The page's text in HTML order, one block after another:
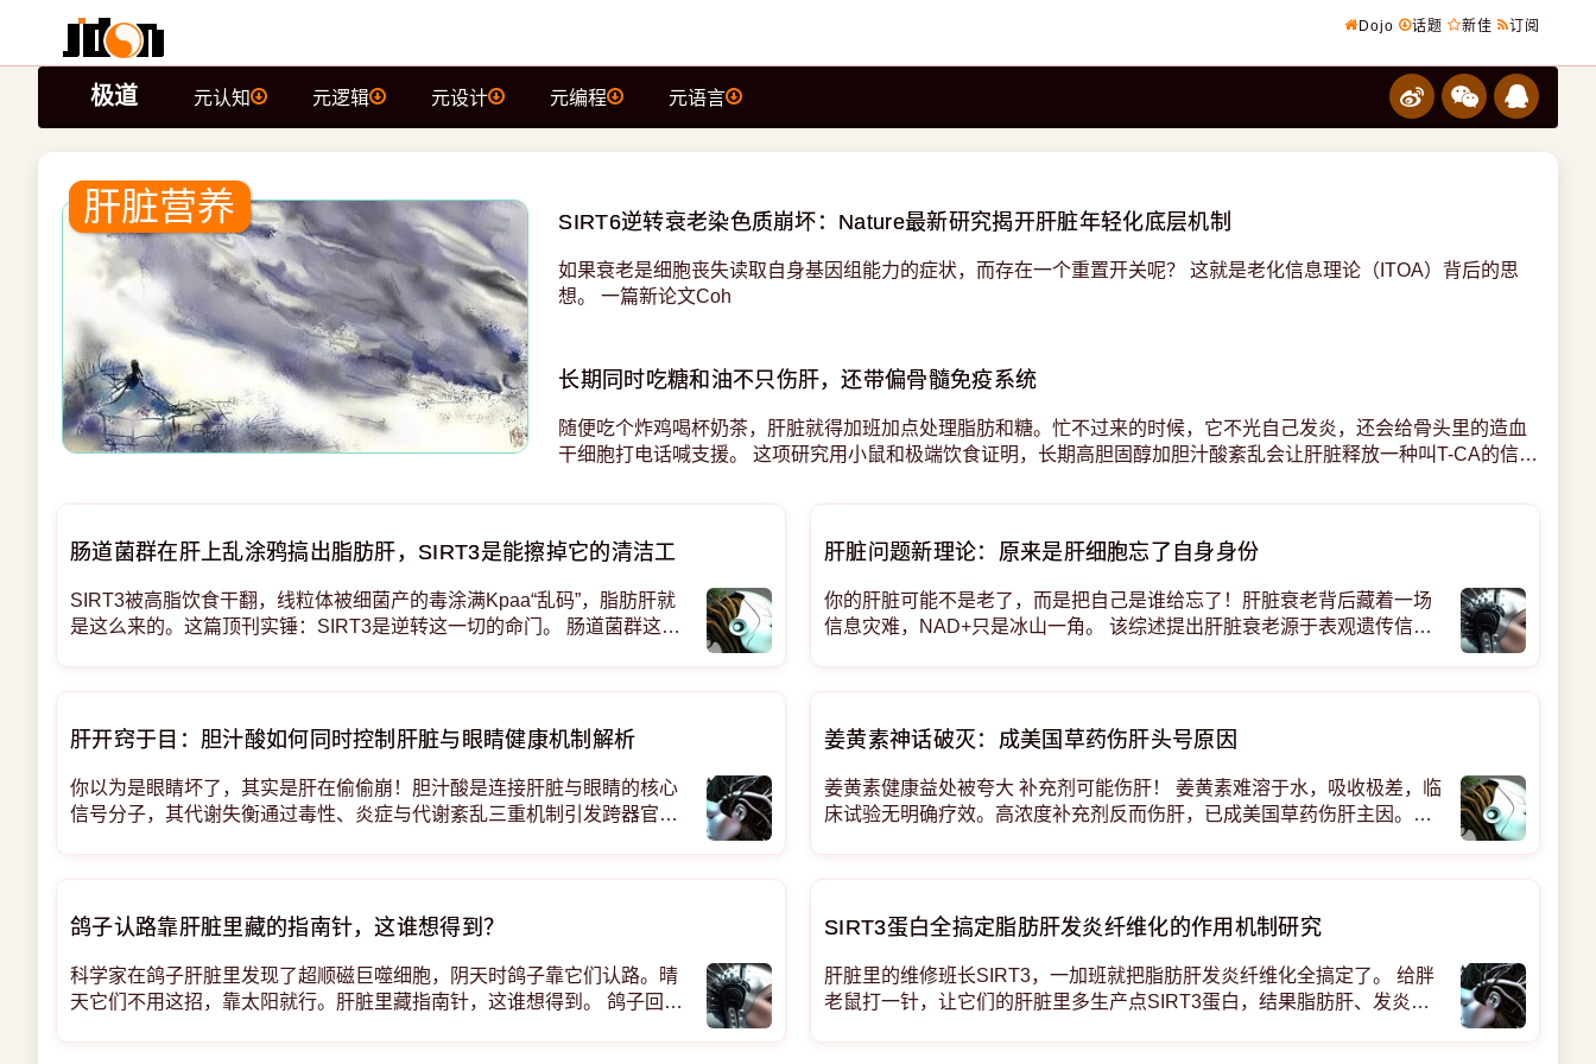
Dojo 话题 新佳 订阅
极道 元认知 元逻辑 元设计 元编程 元语言
肝脏营养 SIRT6逆转衰老染色质崩坏：Nature最新研究揭开肝脏年轻化底层机制
如果衰老是细胞丧失读取自身基因组能力的症状，而存在一个重置开关呢？ 这就是老化信息理论（ITOA）背后的思
想。 一篇新论文Coh
长期同时吃糖和油不只伤肝，还带偏骨髓免疫系统
随便吃个炸鸡喝杯奶茶，肝脏就得加班加点处理脂肪和糖。忙不过来的时候，它不光自己发炎，还会给骨头里的造血
干细胞打电话喊支援。 这项研究用小鼠和极端饮食证明，长期高胆固醇加胆汁酸紊乱会让肝脏释放一种叫T-CA的信号
肠道菌群在肝上乱涂鸦搞出脂肪肝，SIRT3是能擦掉它的清洁工
SIRT3被高脂饮食干翻，线粒体被细菌产的毒涂满Kpaa“乱码”，脂肪肝就
是这么来的。这篇顶刊实锤：SIRT3是逆转这一切的命门。 肠道菌群这波
肝脏问题新理论：原来是肝细胞忘了自身身份
你的肝脏可能不是老了，而是把自己是谁给忘了！肝脏衰老背后藏着一场
信息灾难，NAD+只是冰山一角。 该综述提出肝脏衰老源于表观遗传信息
肝开窍于目：胆汁酸如何同时控制肝脏与眼睛健康机制解析
你以为是眼睛坏了，其实是肝在偷偷崩！胆汁酸是连接肝脏与眼睛的核心
信号分子，其代谢失衡通过毒性、炎症与代谢紊乱三重机制引发跨器官损
姜黄素神话破灭：成美国草药伤肝头号原因
姜黄素健康益处被夸大 补充剂可能伤肝！ 姜黄素难溶于水，吸收极差，临
床试验无明确疗效。高浓度补充剂反而伤肝，已成美国草药伤肝主因。当
鸽子认路靠肝脏里藏的指南针，这谁想得到？
科学家在鸽子肝脏里发现了超顺磁巨噬细胞，阴天时鸽子靠它们认路。晴
天它们不用这招，靠太阳就行。肝脏里藏指南针，这谁想得到。 鸽子回家
SIRT3蛋白全搞定脂肪肝发炎纤维化的作用机制研究
肝脏里的维修班长SIRT3，一加班就把脂肪肝发炎纤维化全搞定了。 给胖
老鼠打一针，让它们的肝脏里多生产点SIRT3蛋白，结果脂肪肝、发炎、